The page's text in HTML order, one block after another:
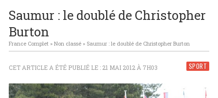
indoor reviennent le 23 Janvier 2027 !
Saumur : le doublé de Christopher
Burton
France Complet» Non classé» Saumur : le doublé de Christopher Burton
SPORT
CET ARTICLE A ÉTÉ PUBLIÉ LE : 21 MAI 2012 À 7H03